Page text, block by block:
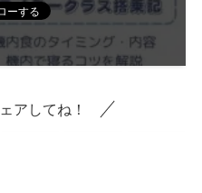
アしてね！